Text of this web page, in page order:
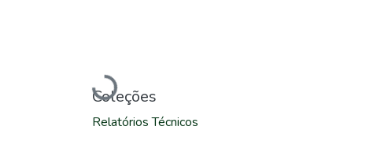
Carregando...
Coleções
Relatórios Técnicos